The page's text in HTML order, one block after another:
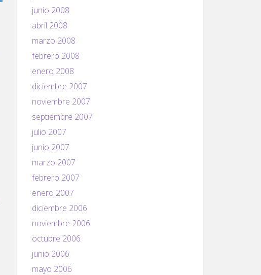
junio 2008
abril 2008
marzo 2008
febrero 2008
enero 2008
diciembre 2007
noviembre 2007
septiembre 2007
julio 2007
junio 2007
marzo 2007
febrero 2007
enero 2007
diciembre 2006
noviembre 2006
octubre 2006
junio 2006
mayo 2006